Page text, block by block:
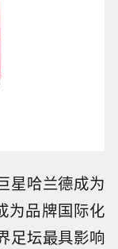
星哈兰德成为
为品牌国际化
足坛最具影响